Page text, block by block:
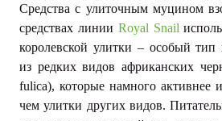
Средства с улиточным муцином
средствах линии Royal Snail
королевской улитки – особый
из редких видов африканских
fulica), которые намного активнее
чем улитки других видов.